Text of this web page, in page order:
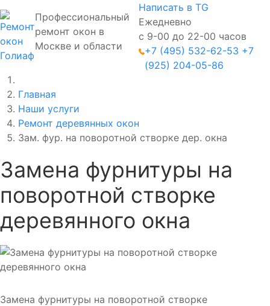
Профессиональный
ремонт окон в
Москве и области
Написать в TG
Ежедневно
с 9-00 до 22-00 часов
+7 (495) 532-62-53 +7
(925) 204-05-86
Главная
Наши услуги
Ремонт деревянных окон
Зам. фур. на поворотной створке дер. окна
Замена фурнитуры на
поворотной створке
деревянного окна
Замена фурнитуры на поворотной створке